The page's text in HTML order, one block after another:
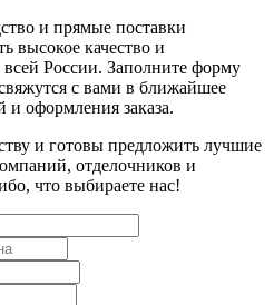
и прямые поставки
высокое качество и
России. Заполните форму
с вами в ближайшее
и оформления заказа.
и готовы предложить лучшие
отделочников и
что выбираете нас!